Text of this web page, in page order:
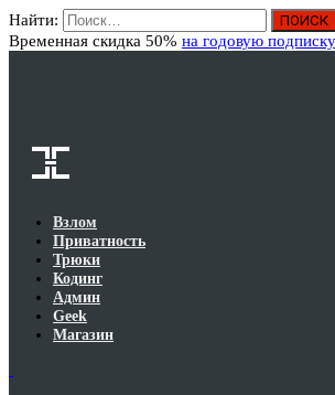
Найти:
Временная скидка 50% на годовую подписку
Взлом
Приватность
Трюки
Кодинг
Админ
Geek
Магазин